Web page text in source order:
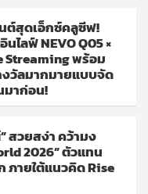
ต์สุดเอ็กซ์คลูซีฟ!
ไลฟ์ NEVO Q05 ×
Streaming พร้อม
งวัลมากมายแบบจัด
มาก่อน!
สวยสง่า คว้ามง
2026” ตัวแทน
ภายใต้แนวคิด Rise